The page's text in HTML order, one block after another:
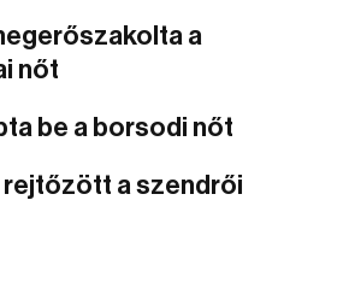
a
nőt
be a borsodi nőt
a szendrői